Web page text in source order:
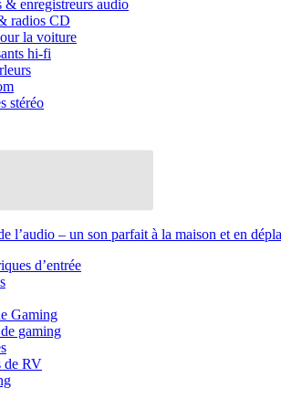
& enregistreurs audio
radios CD
la voiture
hi-fi
stéréo
l’audio – un son parfait à la maison et en
d’entrée
Gaming
gaming
de RV